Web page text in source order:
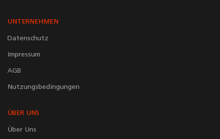
UNTERNEHMEN
Datenschutz
Impressum
AGB
Nutzungsbedingungen
ÜBER UNS
Über Uns